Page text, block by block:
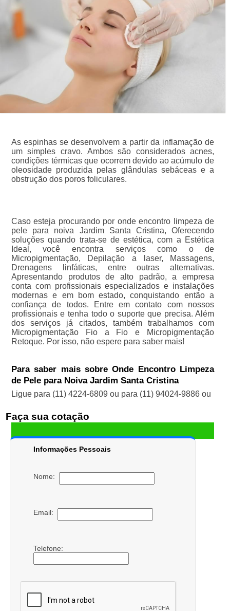
As espinhas se desenvolvem a partir da inflamação de
um simples cravo. Ambos são considerados acnes,
condições térmicas que ocorrem devido ao acúmulo de
oleosidade produzida pelas glândulas sebáceas e a
obstrução dos poros foliculares.
Caso esteja procurando por onde encontro limpeza de
pele para noiva Jardim Santa Cristina, Oferecendo
soluções quando trata-se de estética, com a Estética
Ideal, você encontra serviços como o de
Micropigmentação, Depilação a laser, Massagens,
Drenagens linfáticas, entre outras alternativas.
Apresentando produtos de alto padrão, a empresa
conta com profissionais especializados e instalações
modernas e em bom estado, conquistando então a
confiança de todos. Entre em contato com nossos
profissionais e tenha todo o suporte que precisa. Além
dos serviços já citados, também trabalhamos com
Micropigmentação Fio a Fio e Micropigmentação
Retoque. Por isso, não espere para saber mais!
Para saber mais sobre Onde Encontro Limpeza
de Pele para Noiva Jardim Santa Cristina
Ligue para (11) 4224-6809 ou para (11) 94024-9886ou
Faça sua cotação
Informações Pessoais
Nome:
Email:
Telefone: